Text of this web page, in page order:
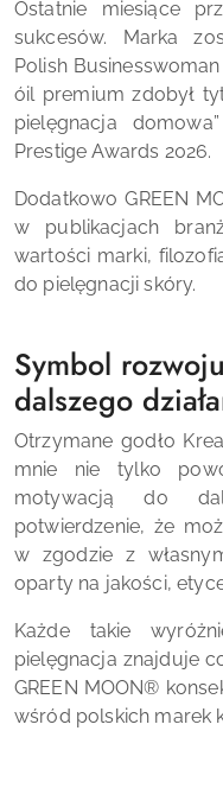
Ostatnie miesiące
sukcesów. Marka
Polish
óil premium zdobył
pielęgnacja
Prestige Awards 2026.
Dodatkowo GREEN
w publikacjach
wartości marki,
do pielęgnacji skóry.
Symbol
dalszego
Otrzymane godło
mnie nie tylko
motywacją do
potwierdzenie, że
w zgodzie z
oparty na jakości,
Każde takie
pielęgnacja znajduje
GREEN MOON®
wśród polskich marek